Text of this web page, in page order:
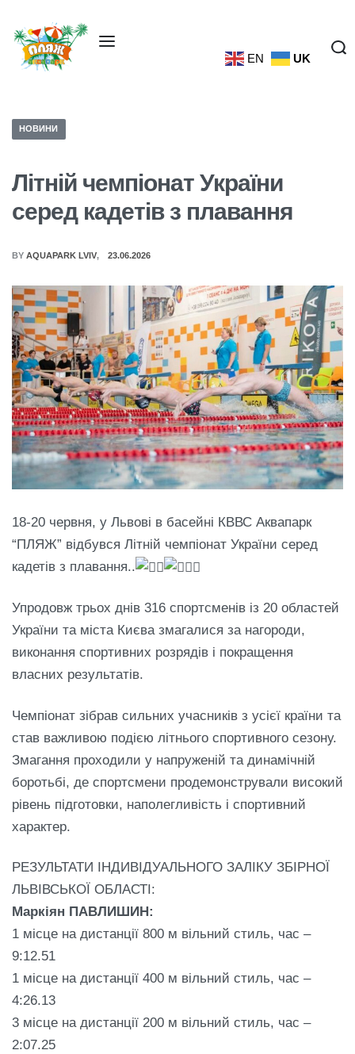
EN UK
НОВИНИ
Літній чемпіонат України
серед кадетів з плавання
BY AQUAPARK LVIV 23.06.2026
18-20 червня, у Львові в басейні КВВС Аквапарк
“ПЛЯЖ” відбувся Літній чемпіонат України серед
кадетів з плавання..
Упродовж трьох днів 316 спортсменів із 20 областей
України та міста Києва змагалися за нагороди,
виконання спортивних розрядів і покращення
власних результатів.
Чемпіонат зібрав сильних учасників з усієї країни та
став важливою подією літнього спортивного сезону.
Змагання проходили у напруженій та динамічній
боротьбі, де спортсмени продемонстрували високий
рівень підготовки, наполегливість і спортивний
характер.
РЕЗУЛЬТАТИ ІНДИВІДУАЛЬНОГО ЗАЛІКУ ЗБІРНОЇ
ЛЬВІВСЬКОЇ ОБЛАСТІ:
Маркіян ПАВЛИШИН:
1 місце на дистанції 800 м вільний стиль, час –
9:12.51
1 місце на дистанції 400 м вільний стиль, час –
4:26.13
3 місце на дистанції 200 м вільний стиль, час –
2:07.25